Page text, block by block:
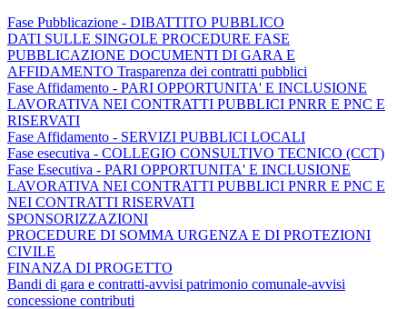
Fase Pubblicazione - DIBATTITO PUBBLICO
DATI SULLE SINGOLE PROCEDURE FASE
PUBBLICAZIONE DOCUMENTI DI GARA E
AFFIDAMENTO Trasparenza dei contratti pubblici
Fase Affidamento - PARI OPPORTUNITA' E INCLUSIONE
LAVORATIVA NEI CONTRATTI PUBBLICI PNRR E PNC E
RISERVATI
Fase Affidamento - SERVIZI PUBBLICI LOCALI
Fase esecutiva - COLLEGIO CONSULTIVO TECNICO (CCT)
Fase Esecutiva - PARI OPPORTUNITA' E INCLUSIONE
LAVORATIVA NEI CONTRATTI PUBBLICI PNRR E PNC E
NEI CONTRATTI RISERVATI
SPONSORIZZAZIONI
PROCEDURE DI SOMMA URGENZA E DI PROTEZIONI
CIVILE
FINANZA DI PROGETTO
Bandi di gara e contratti-avvisi patrimonio comunale-avvisi
concessione contributi